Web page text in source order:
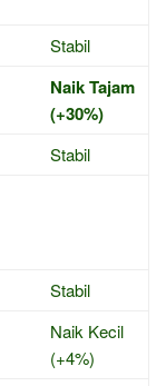
Stabil
Naik Tajam
(+30%)
Stabil
Stabil
Naik Kecil
(+4%)